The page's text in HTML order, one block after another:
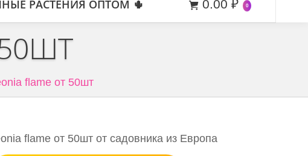
РАСТЕНИЯ ОПТОМ 🌵 0.00 ₽ 0
50ШТ
flame от 50шт
flame от 50шт от садовника из Европа